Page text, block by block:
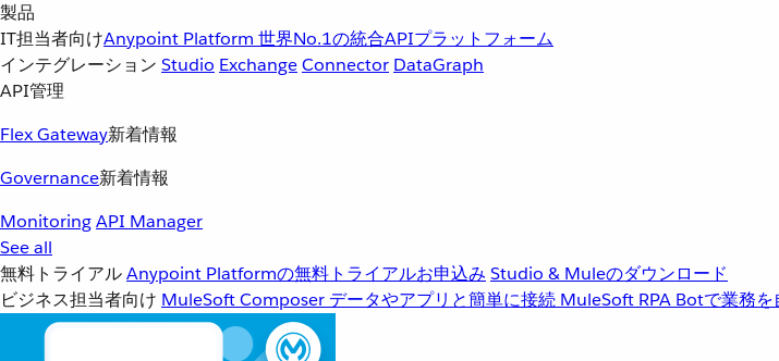
製品
IT担当者向けAnypoint Platform 世界No.1の統合APIプラットフォーム
インテグレーション Studio ExchangeConnector DataGraph
API管理
Flex Gateway新着情報
Governance新着情報
MonitoringAPI Manager
See all
無料トライアルAnypoint Platformの無料トライアルお申込み Studio & Muleのダウンロード
ビジネス担当者向け MuleSoft Composer データやアプリと簡単に接続 MuleSoft RPA Botで業務を